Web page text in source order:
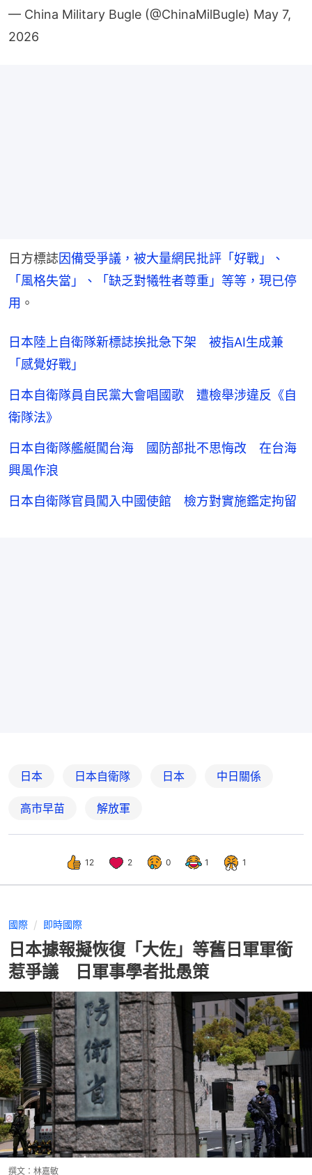
— China Military Bugle (@ChinaMilBugle) May 7,
2026
日方標誌因備受爭議，被大量網民批評「好戰」、
「風格失當」、「缺乏對犧牲者尊重」等等，現已停
用 。
日本陸上自衛隊新標誌挨批急下架 被指AI生成兼
「感覺好戰」
日本自衛隊員自民黨大會唱國歌 遭檢舉涉違反《自
衛隊法》
日本自衛隊艦艇闖台海 國防部批不思悔改 在台海
興風作浪
日本自衛隊官員闖入中國使館 檢方對實施鑑定拘留
日本 日本自衛隊 日本 中日關係
高市早苗 解放軍
12 2 0 1 1
國際 即時國際
日本據報擬恢復「大佐」等舊日軍軍銜
惹爭議 日軍事學者批愚策
撰文： 林嘉敏